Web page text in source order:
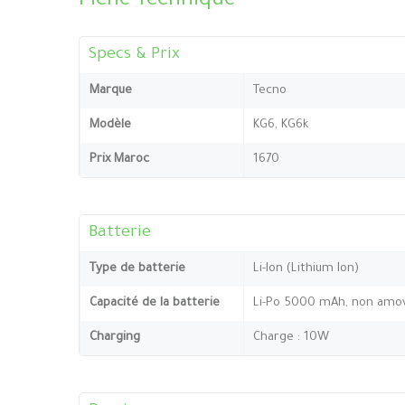
Specs & Prix
Marque Tecno
Modèle KG6, KG6k
Prix Maroc 1670
Batterie
Type de batterie Li-Ion (Lithium Ion)
Capacité de la batterie Li-Po 5000 mAh, non
Charging Charge : 10W